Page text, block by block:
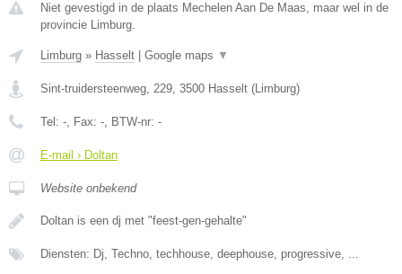
Niet gevestigd in de plaats Mechelen Aan De Maas, maar wel in de
provincie Limburg.
Limburg » Hasselt Google maps ▼
Sint-truidersteenweg, 229, 3500 Hasselt (Limburg)
Tel: -, Fax: -, BTW-nr: -
E-mail › Doltan
Website onbekend
Doltan is een dj met "feest-gen-gehalte"
Diensten: Dj, Techno, techhouse, deephouse, progressive, ...